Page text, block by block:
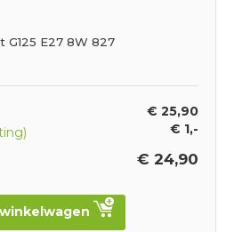
G125 E27 8W 827
€ 25,90
€ 1,-
€ 24,90